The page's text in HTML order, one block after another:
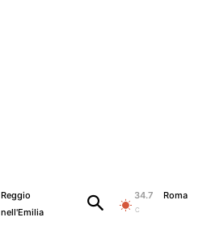
Reggio
nell'Emilia
34.7
C
Roma